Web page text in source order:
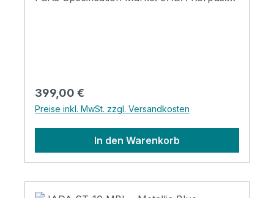
Regulärer Preis:
399,00 €
Preise inkl. MwSt. zzgl. Versandkosten
In den Warenkorb